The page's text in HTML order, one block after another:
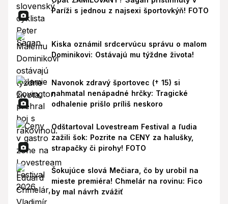
Paríži s jednou z najsexi športovkýň! FOTO
Kiska oznámil srdcervúcu správu o malom
Dominikovi: Ostávajú mu týždne života!
Navonok zdravý športovec († 15) si
nahmatal nenápadné hrčky: Tragické
odhalenie prišlo príliš neskoro
Odštartoval Lovestream Festival a ľudia
zažili šok: Pozrite na CENY za halušky,
strapačky či pirohy! FOTO
Šokujúce slová Mečiara, čo by urobil na
mieste premiéra! Chmelár na rovinu: Fico
by mal návrh zvážiť